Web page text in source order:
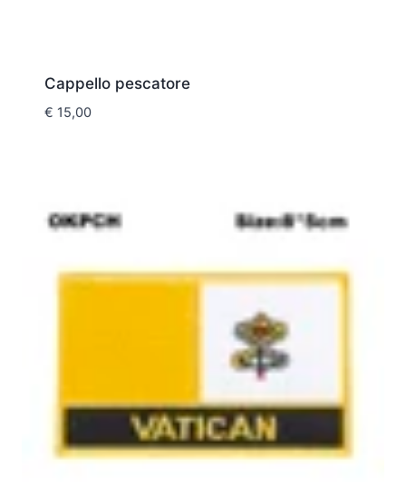
Cappello pescatore
€ 15,00